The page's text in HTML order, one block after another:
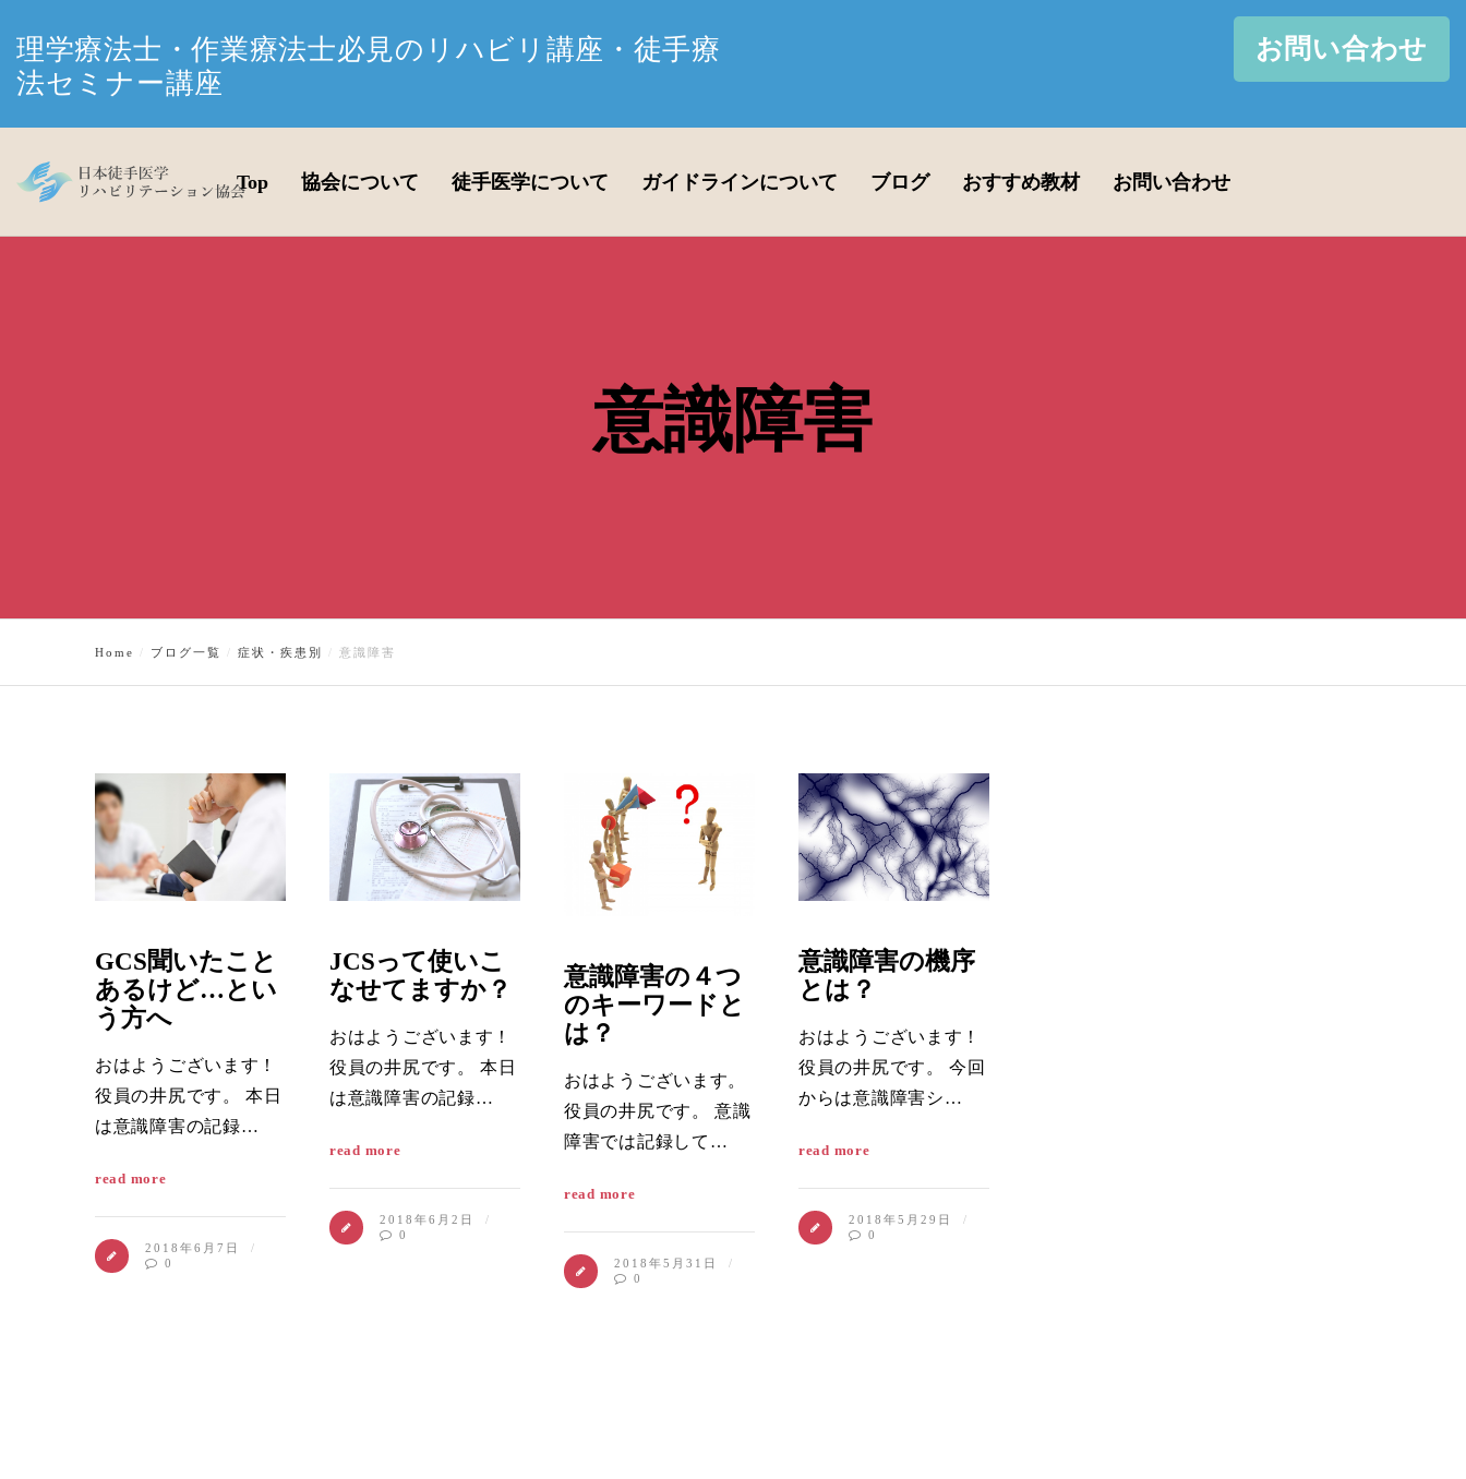
理学療法士・作業療法士必見のリハビリ講座・徒手療
法セミナー講座
お問い合わせ
Top 協会について 徒手医学について ガイドラインについて ブログ おすすめ教材 お問い合わせ
意識障害
Home ブログ一覧 症状・疾患別 意識障害
GCS聞いたこと
あるけど…とい
う方へ
おはようございます！
役員の井尻です。 本日
は意識障害の記録…
read more
2018年6月7日
0
JCSって使いこ
なせてますか？
おはようございます！
役員の井尻です。 本日
は意識障害の記録…
read more
2018年6月2日
0
意識障害の４つ
のキーワードと
は？
おはようございます。
役員の井尻です。 意識
障害では記録して…
read more
2018年5月31日
0
意識障害の機序
とは？
おはようございます！
役員の井尻です。 今回
からは意識障害シ…
read more
2018年5月29日
0